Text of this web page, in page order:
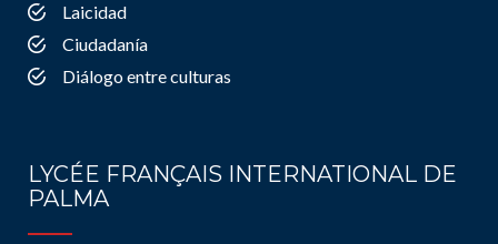
Laicidad
Ciudadanía
Diálogo entre culturas
LYCÉE FRANÇAIS INTERNATIONAL DE
PALMA